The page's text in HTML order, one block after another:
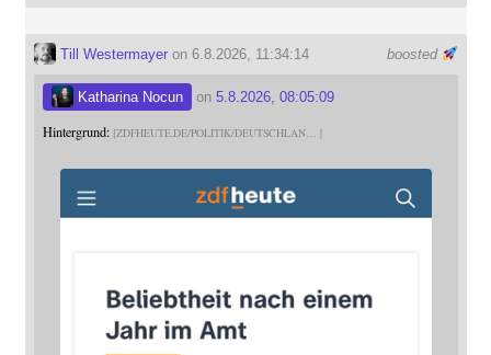
boosted
Till Westermayeron 6.8.2026, 11:34:14
Katharina Nocun on 5.8.2026, 08:05:09
Hintergrund: ZDFHEUTE.DE/POLITIK/DEUTSCHLAN